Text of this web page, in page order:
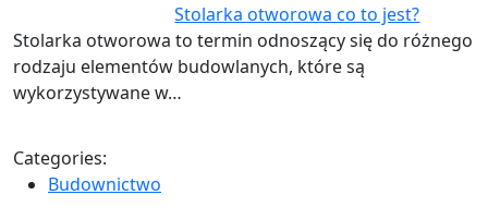
Stolarka otworowa co to jest?
Stolarka otworowa to termin odnoszący się do różnego
rodzaju elementów budowlanych, które są
wykorzystywane w…
Categories:
Budownictwo